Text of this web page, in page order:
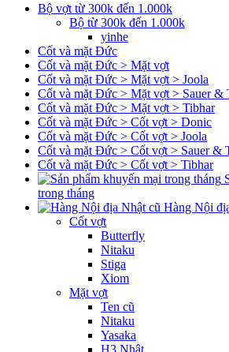
Bộ vợt từ 300k đến 1.000k
Bộ từ 300k đến 1.000k
yinhe
Cốt và mặt Đức
Cốt và mặt Đức > Mặt vợt
Cốt và mặt Đức > Mặt vợt > Joola
Cốt và mặt Đức > Mặt vợt > Sauer &
Cốt và mặt Đức > Mặt vợt > Tibhar
Cốt và mặt Đức > Cốt vợt > Donic
Cốt và mặt Đức > Cốt vợt > Joola
Cốt và mặt Đức > Cốt vợt > Sauer &
Cốt và mặt Đức > Cốt vợt > Tibhar
trong tháng
Hàng Nội
Cốt vợt
Butterfly
Nitaku
Stiga
Xiom
Mặt vợt
Ten cũ
Nitaku
Yasaka
H3 Nhật